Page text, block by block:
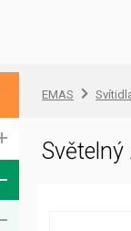
EMAS
Světelný